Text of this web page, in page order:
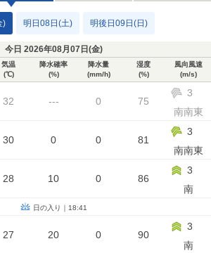
) 明日08日(土) 明後日09日(日)
今日 2026年08月07日(金)
気温
(℃)
降水確率
(%)
降水量
(mm/h)
湿度
(%)
風向風速
(m/s)
32 --- 0 75
3
南南東
30 0 0 81
3
南南東
28 10 0 86
3
南
日の入り｜18:41
27 20 0 90
3
南